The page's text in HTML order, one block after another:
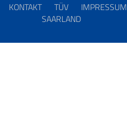
KONTAKT
TÜV
SAARLAND
IMPRESSUM